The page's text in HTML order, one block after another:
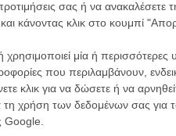
σας ή να ανακαλέσετε
κάνοντας κλικ στο κουμπί
μία ή περισσότερες
που περιλαμβάνουν,
κλικ για να δώσετε ή να
τη χρήση των δεδομένων σας
Google.
στην Εύα,
Το καταφέρενει
τα εκφραστικά της
αποκαλύπτει
που έρχεται να
Οδύσσεια
Ψηλά
Tacones
Πέδρο